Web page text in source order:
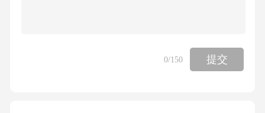
A、但需要具有创新能力的第三方支持才能生存
0/150 提交